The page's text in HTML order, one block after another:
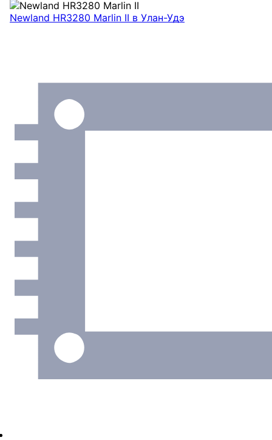
Newland HR3280 Marlin II в Улан-Удэ